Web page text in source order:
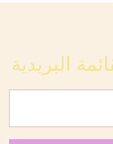
البريدية